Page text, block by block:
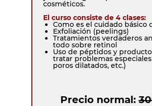
cosméticos.
El curso consiste de 4 clases:
Como es el cuidado básico
Exfoliación (peelings)
Tratamientos verdaderos
todo sobre retinol
Uso de péptidos y
tratar problemas especiales
poros dilatados, etc.)
Precio normal: